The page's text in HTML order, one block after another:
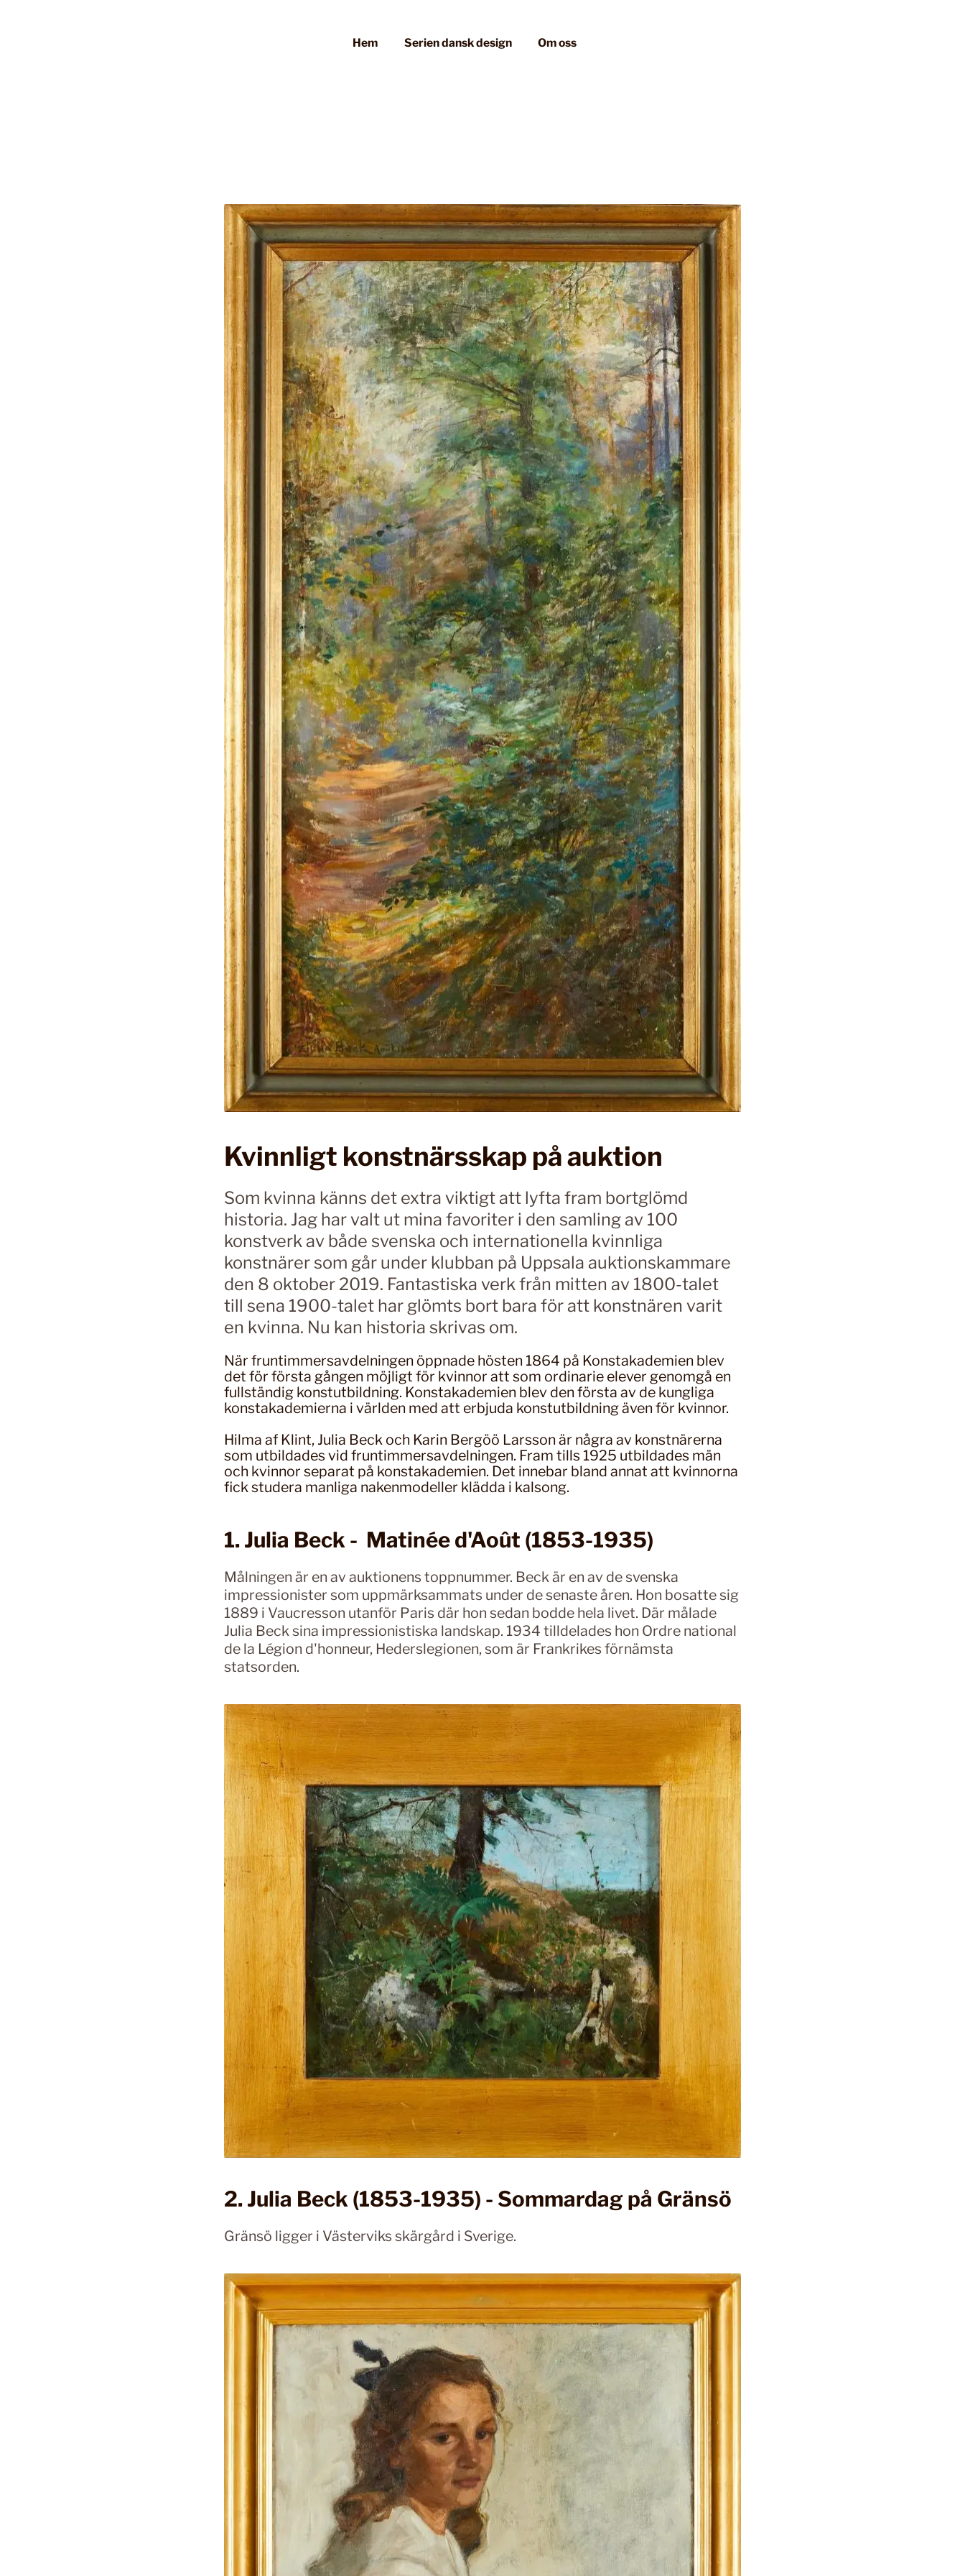
Hem Serien dansk design Om oss
Kvinnligt konstnärsskap på auktion
Som kvinna känns det extra viktigt att lyfta fram bortglömd
historia. Jag har valt ut mina favoriter i den samling av 100
konstverk av både svenska och internationella kvinnliga
konstnärer som går under klubban på Uppsala auktionskammare
den 8 oktober 2019. Fantastiska verk från mitten av 1800-talet
till sena 1900-talet har glömts bort bara för att konstnären varit
en kvinna. Nu kan historia skrivas om.
När fruntimmersavdelningen öppnade hösten 1864 på Konstakademien blev
det för första gången möjligt för kvinnor att som ordinarie elever genomgå en
fullständig konstutbildning. Konstakademien blev den första av de kungliga
konstakademierna i världen med att erbjuda konstutbildning även för kvinnor.
Hilma af Klint, Julia Beck och Karin Bergöö Larsson är några av konstnärerna
som utbildades vid fruntimmersavdelningen. Fram tills 1925 utbildades män
och kvinnor separat på konstakademien. Det innebar bland annat att kvinnorna
fick studera manliga nakenmodeller klädda i kalsong.
1. Julia Beck - Matinée d'Août (1853-1935)
Målningen är en av auktionens toppnummer. Beck är en av de svenska
impressionister som uppmärksammats under de senaste åren. Hon bosatte sig
1889 i Vaucresson utanför Paris där hon sedan bodde hela livet. Där målade
Julia Beck sina impressionistiska landskap. 1934 tilldelades hon Ordre national
de la Légion d'honneur, Hederslegionen, som är Frankrikes förnämsta
statsorden.
2. Julia Beck (1853-1935) - Sommardag på Gränsö
Gränsö ligger i Västerviks skärgård i Sverige.